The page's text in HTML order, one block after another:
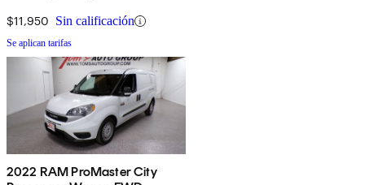
$11,950 Sin calificación
Se aplican tarifas
2022 RAM ProMaster City